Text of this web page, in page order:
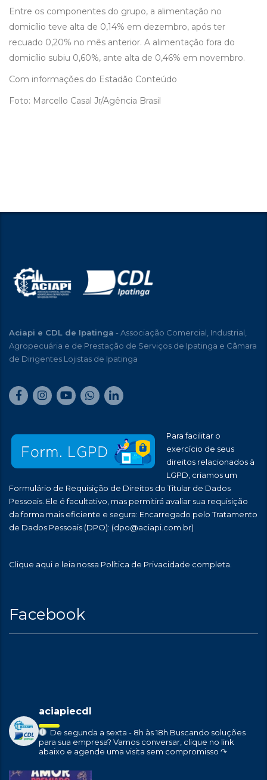
Entre os componentes do grupo, a alimentação no
domicílio teve alta de 0,14% em dezembro, após ter
recuado 0,20% no mês anterior. A alimentação fora do
domicílio subiu 0,60%, ante alta de 0,46% em novembro.
Com informações do Estadão Conteúdo
Foto: Marcello Casal Jr/Agência Brasil
Aciapi e CDL de Ipatinga - Associação Comercial, Industrial,
Agropecuária e de Prestação de Serviços de Ipatinga e Câmara
de Dirigentes Lojistas de Ipatinga
Para facilitar o
exercício de seus
direitos relacionados à
LGPD, criamos um
Formulário de Requisição de Direitos do Titular de Dados
Pessoais. Ele é facultativo, mas permitirá avaliar sua requisição
da forma mais eficiente e segura: Encarregado pelo Tratamento
de Dados Pessoais (DPO): (dpo@aciapi.com.br)
Clique aqui e leia nossa Política de Privacidade completa.
Facebook
aciapiecdl
De segunda a sexta - 8h às 18h Buscando soluções
para sua empresa? Vamos conversar, clique no link
abaixo e agende uma visita sem compromisso ↷